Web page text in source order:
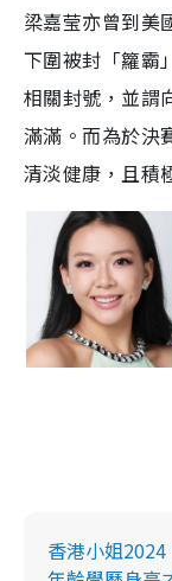
梁嘉莹亦曾到美
下圍被封「籮霸
相關封號，並謂
滿滿。而為於決
清淡健康，且積
香港小姐2024